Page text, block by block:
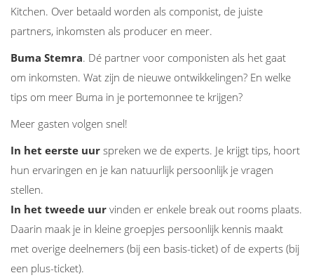
Kitchen. Over betaald worden als componist, de juiste
partners, inkomsten als producer en meer.
Buma Stemra. Dé partner voor componisten als het gaat
om inkomsten. Wat zijn de nieuwe ontwikkelingen? En welke
tips om meer Buma in je portemonnee te krijgen?
Meer gasten volgen snel!
In het eerste uur spreken we de experts. Je krijgt tips, hoort
hun ervaringen en je kan natuurlijk persoonlijk je vragen
stellen.
In het tweede uur vinden er enkele break out rooms plaats.
Daarin maak je in kleine groepjes persoonlijk kennis maakt
met overige deelnemers (bij een basis-ticket) of de experts (bij
een plus-ticket).